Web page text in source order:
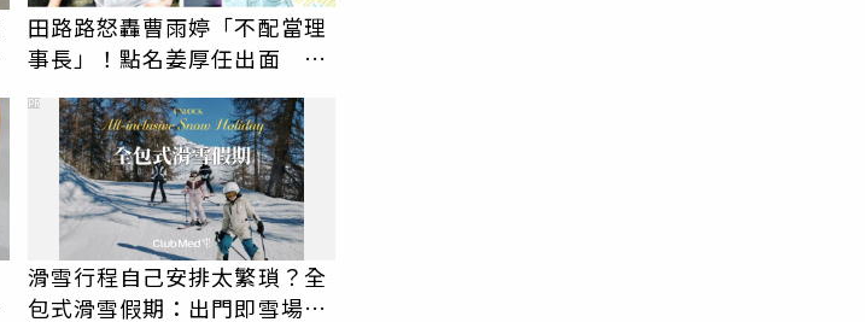
田路路怒轟曹雨婷「不配當理
事長」！點名姜厚任出面 本
尊首度回應了
滑雪行程自己安排太繁瑣？全
包式滑雪假期：出門即雪場，
PR